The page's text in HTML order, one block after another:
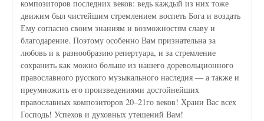
композиторов последних веков: ведь каждый из них тоже
движим был чистейшим стремлением воспеть Бога и воздать
Ему согласно своим знаниям и возможностям славу и
благодарение. Поэтому особенно Вам признательна за
любовь и к разнообразию репертуара, и за стремление
сохранить как можно больше из нашего доревольционного
православного русского музыкального наследия –– а также и
преумножить его произведениями достойнейших
православных композиторов 20–21го веков! Храни Вас всех
Господь! Успехов и духовных утешений Вам!